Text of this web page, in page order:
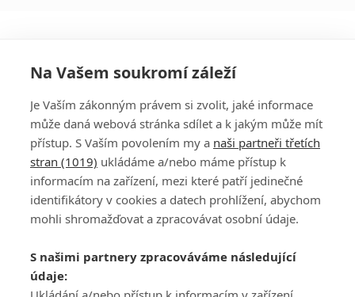
PŘIHLÁSIT
REGISTROVAT
DISKUZE
Šéfredaktorkou webu jePetr Slavík, e-mailserialy@fandimefilmu.cz
Máte-li zájem o inzerci na našem webu napište nám na e-mail
Na Vašem soukromí záleží
Je Vaším zákonným právem si zvolit, jaké informace
může daná webová stránka sdílet a k jakým může mít
přístup. S Vaším povolením my a naši partneři třetích
stran (1019) ukládáme a/nebo máme přístup k
informacím na zařízení, mezi které patří jedinečné
identifikátory v cookies a datech prohlížení, abychom
mohli shromažďovat a zpracovávat osobní údaje.
S našimi partnery zpracováváme následující
údaje: